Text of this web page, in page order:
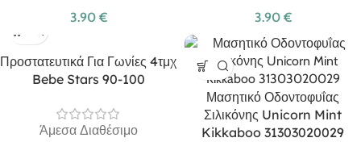
3.90 € 3.90 €
Προστατευτικά Για Γωνίες 4τμχ
Bebe Stars 90-100
Άμεσα Διαθέσιμο
Μασητικό Οδοντοφυΐας
Σιλικόνης Unicorn Mint
Kikkaboo 31303020029